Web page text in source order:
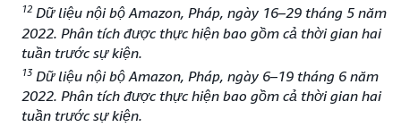
12 Dữ liệu nội bộ Amazon, Pháp, ngày 16–29 tháng 5 năm
2022. Phân tích được thực hiện bao gồm cả thời gian hai
tuần trước sự kiện.
13 Dữ liệu nội bộ Amazon, Pháp, ngày 6–19 tháng 6 năm
2022. Phân tích được thực hiện bao gồm cả thời gian hai
tuần trước sự kiện.